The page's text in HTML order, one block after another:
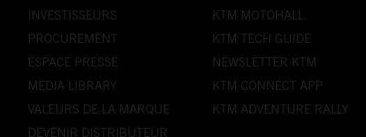
INVESTISSEURS
PROCUREMENT
ESPACE PRESSE
MEDIA LIBRARY
VALEURS DE LA MARQUE
DEVENIR DISTRIBUTEUR
KTM MOTOHALL
KTM TECH GUIDE
NEWSLETTER KTM
KTM CONNECT APP
KTM ADVENTURE RALLY